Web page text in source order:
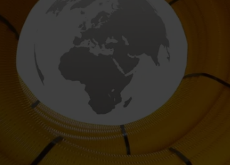
Ja, ich erlaube die externen Inhalte
Ich bin damit einverstanden, dass mir die
an Drittplattformen übermittelt werden. Mehr Infos